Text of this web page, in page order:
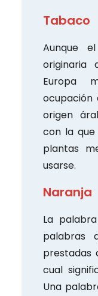
Tabaco
Aunque
originaria
Europa
ocupación
origen
con la que
plantas
usarse.
Naranja
La
palabras
prestadas
cual
Una